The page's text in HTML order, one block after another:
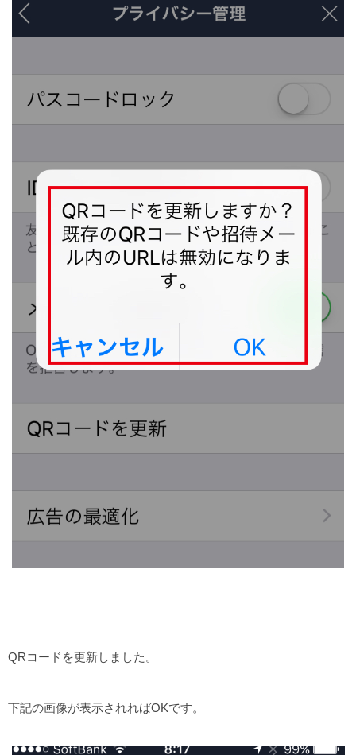
QRコードを更新しました。
下記の画像が表示されればOKです。